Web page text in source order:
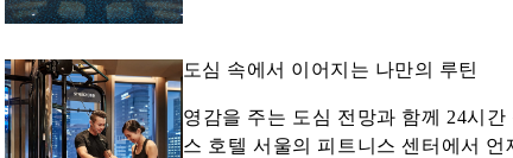
도심 속에서 이어지는 나만의 루틴
영감을 주는 도심 전망과 함께 24시간
스 호텔 서울의 피트니스 센터에서 언